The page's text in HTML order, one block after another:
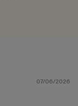
07/06/2026